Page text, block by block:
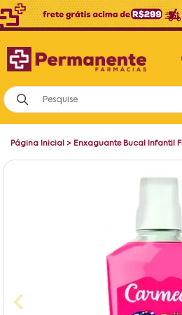
Página Inicial > Enxaguante Bucal Infantil